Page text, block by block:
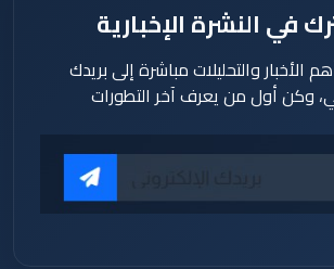
في النشرة الإخبارية
الأخبار والتحليلات مباشرة إلى بريدك
وكن أول من يعرف آخر التطورات